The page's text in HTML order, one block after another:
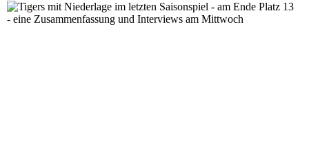
Tigers mit Niederlage im letzten Saisonspiel - am Ende
Mittwoch